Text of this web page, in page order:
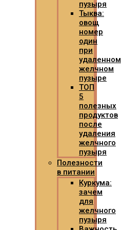
пузыря
Тыква:
овощ
номер
один
при
удаленном
желчном
пузыре
ТОП
5
полезных
продуктов
после
удаления
желчного
пузыря
Полезности
в питании
Куркума:
зачем
для
желчного
пузыря